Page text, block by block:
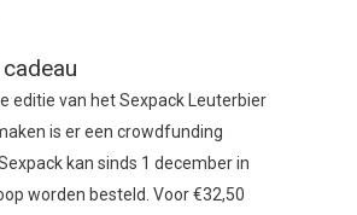
editie van het Sexpack Leuterbier
is er een crowdfunding
kan sinds 1 december in
worden besteld. Voor €32,50